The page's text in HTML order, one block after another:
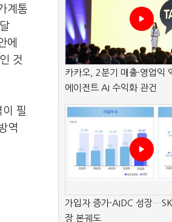
계통
에
것
필
역
카카오, 2분기 매출·영업익
에이전트 AI 수익화 관건
가입자 증가·AIDC 성장
장 본궤도